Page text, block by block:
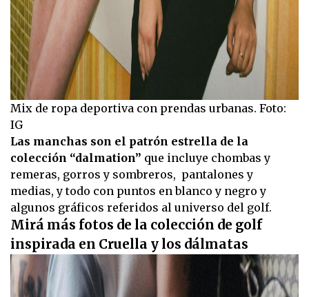
Mix de ropa deportiva con prendas urbanas. Foto:
IG
Las manchas son el patrón estrella de la
colección “dalmation” que incluye chombas y
remeras, gorros y sombreros, pantalones y
medias, y todo con puntos en blanco y negro y
algunos gráficos referidos al universo del golf.
Mirá más fotos de la colección de golf
inspirada en Cruella y los dálmatas